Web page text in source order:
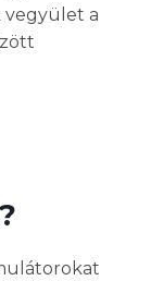
vegyület a